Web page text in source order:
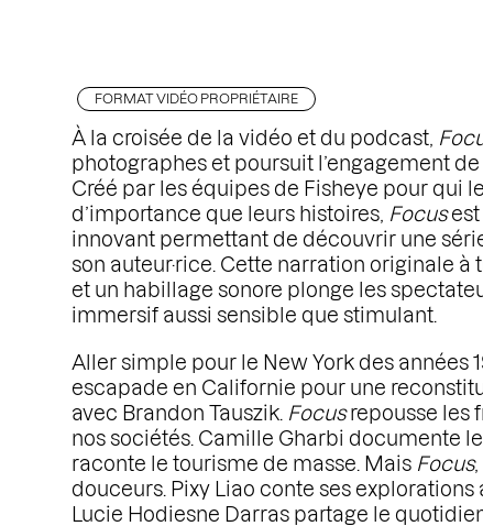
FORMAT VIDÉO PROPRIÉTAIRE
À la croisée de la vidéo et du podcast,
photographes et poursuit l’engagement de
Créé par les équipes de Fisheye pour qui
d’importance que leurs histoires, Focusest
innovant permettant de découvrir une
son auteur·rice. Cette narration originale à
et un habillage sonore plonge les
immersif aussi sensible que stimulant.
Aller simple pour le New York des années
escapade en Californie pour une
avec Brandon Tauszik. Focusrepousse les
nos sociétés. Camille Gharbi documente
raconte le tourisme de masse. Mais Focus,
douceurs. Pixy Liao conte ses explorations
Lucie Hodiesne Darras partage le